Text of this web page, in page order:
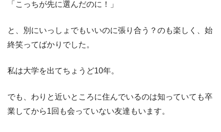
「こっちが先に選んだのに！」
と、別にいっしょでもいいのに張り合う？のも楽しく、始
終笑ってばかりでした。
私は大学を出てちょうど10年。
でも、わりと近いところに住んでいるのは知っていても卒
業してから1回も会っていない友達もいます。